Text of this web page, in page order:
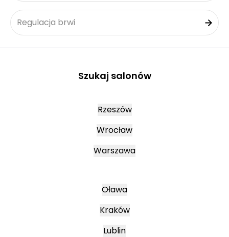
Regulacja brwi
Szukaj salonów
Rzeszów
Wrocław
Warszawa
Oława
Kraków
Lublin